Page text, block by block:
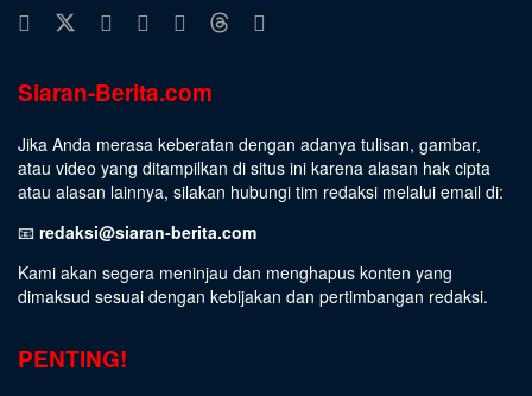
Siaran-Berita.com
Jika Anda merasa keberatan dengan adanya tulisan, gambar,
atau video yang ditampilkan di situs ini karena alasan hak cipta
atau alasan lainnya, silakan hubungi tim redaksi melalui email di:
📧 redaksi@siaran-berita.com
Kami akan segera meninjau dan menghapus konten yang
dimaksud sesuai dengan kebijakan dan pertimbangan redaksi.
PENTING!